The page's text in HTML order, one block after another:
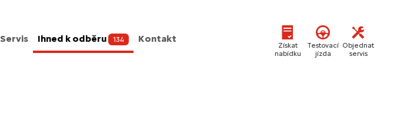
Servis Ihned k odběru 134 Kontakt
Získat
nabídku
Testovací
jízda
Objednat
servis